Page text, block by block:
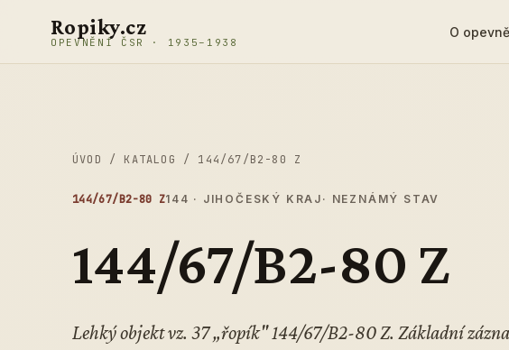
Ropiky.cz
OPEVNĚNÍ ČSR · 1935–1938
O
ÚVOD / KATALOG / 144/67/B2-80 Z
144/67/B2-80 Z144 · JIHOČESKÝ KRAJ · NEZNÁMÝ STAV
144/67/B2-80 Z
Lehký objekt vz. 37 „řopík" 144/67/B2-80 Z. Základní